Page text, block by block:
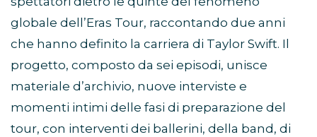
globale dell’Eras Tour, raccontando due anni
che hanno definito la carriera di Taylor Swift. Il
progetto, composto da sei episodi, unisce
materiale d’archivio, nuove interviste e
momenti intimi delle fasi di preparazione del
tour, con interventi dei ballerini, della band, di